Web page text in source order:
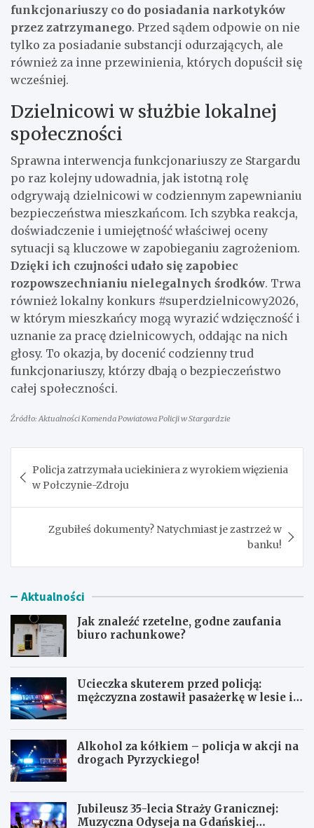
funkcjonariuszy co do posiadania narkotyków
przez zatrzymanego. Przed sądem odpowie on nie
tylko za posiadanie substancji odurzających, ale
również za inne przewinienia, których dopuścił się
wcześniej.
Dzielnicowi w służbie lokalnej
społeczności
Sprawna interwencja funkcjonariuszy ze Stargardu
po raz kolejny udowadnia, jak istotną rolę
odgrywają dzielnicowi w codziennym zapewnianiu
bezpieczeństwa mieszkańcom. Ich szybka reakcja,
doświadczenie i umiejętność właściwej oceny
sytuacji są kluczowe w zapobieganiu zagrożeniom.
Dzięki ich czujności udało się zapobiec
rozpowszechnianiu nielegalnych środków. Trwa
również lokalny konkurs #superdzielnicowy2026,
w którym mieszkańcy mogą wyrazić wdzięczność i
uznanie za pracę dzielnicowych, oddając na nich
głosy. To okazja, by docenić codzienny trud
funkcjonariuszy, którzy dbają o bezpieczeństwo
całej społeczności.
Źródło: Aktualności Komenda Powiatowa Policji w Stargardzie
wpisu
Policja zatrzymała uciekiniera z wyrokiem więzienia
w Połczynie-Zdroju
Zgubiłeś dokumenty? Natychmiast je zastrzeż w
banku!
Aktualności
Jak znaleźć rzetelne, godne zaufania
biuro rachunkowe?
Ucieczka skuterem przed policją:
mężczyzna zostawił pasażerkę w lesie i
Alkohol za kółkiem – policja w akcji na
drogach Pyrzyckiego!
Jubileusz 35-lecia Straży Granicznej:
Muzyczna Odyseja na Gdańskiej